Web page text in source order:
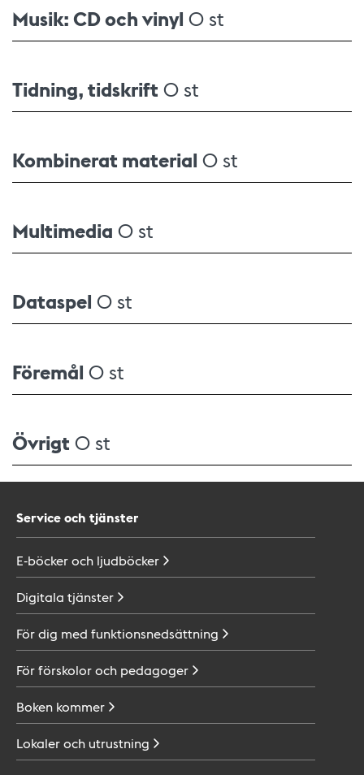
Musik: CD och vinyl 0 st
Tidning, tidskrift 0 st
Kombinerat material 0 st
Multimedia 0 st
Dataspel 0 st
Föremål 0 st
Övrigt 0 st
Service och tjänster
E-böcker och ljudböcker
Digitala tjänster
För dig med funktionsnedsättning
För förskolor och pedagoger
Boken kommer
Lokaler och utrustning